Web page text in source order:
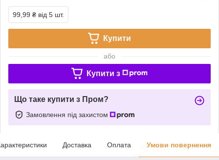
99,99 ₴ від 5 шт.
Купити
або
Купити з
Що таке купити з Пром?
Замовлення під захистом
Доставка Оплата Умови повернення